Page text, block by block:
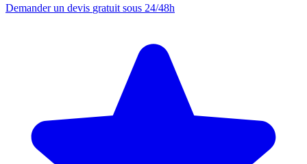
Demander un devis gratuit sous 24/48h